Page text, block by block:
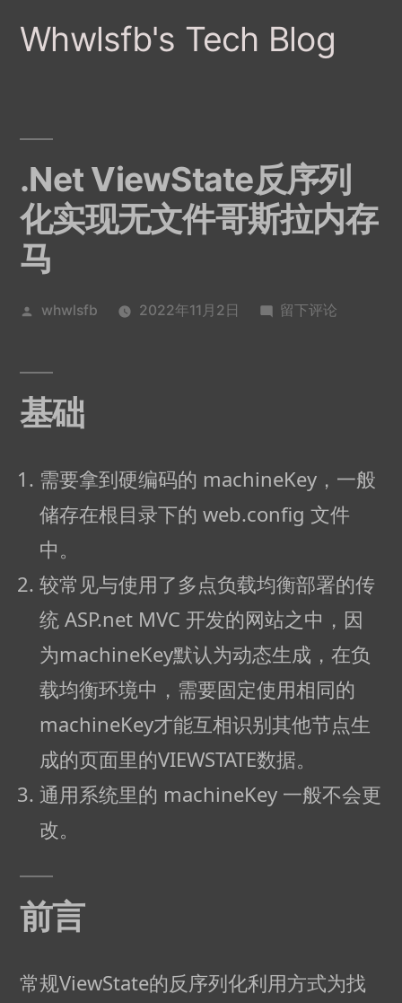
Whwlsfb's Tech Blog
.Net ViewState反序列
化实现无文件哥斯拉内存
马
发
whwlsfb 2022年11月2日
于.Net
现
无
哥
斯
内
存
马
留下评论
基础
需要拿到硬编码的 machineKey，一般
储存在根目录下的 web.config 文件
中。
较常见与使用了多点负载均衡部署的传
统 ASP.net MVC 开发的网站之中，因
为machineKey默认为动态生成，在负
载均衡环境中，需要固定使用相同的
machineKey才能互相识别其他节点生
成的页面里的VIEWSTATE数据。
通用系统里的 machineKey 一般不会更
改。
前言
常规ViewState的反序列化利用方式为找